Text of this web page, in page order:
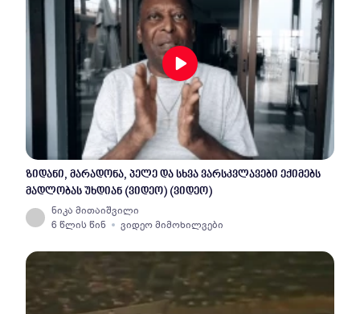
ზიდანი, მარადონა, პელე და სხვა ვარსკვლავები ექიმებს
მადლობას უხდიან (ვიდეო) (ვიდეო)
ნიკა მითაიშვილი
6 წლის წინ
ვიდეო მიმოხილვები